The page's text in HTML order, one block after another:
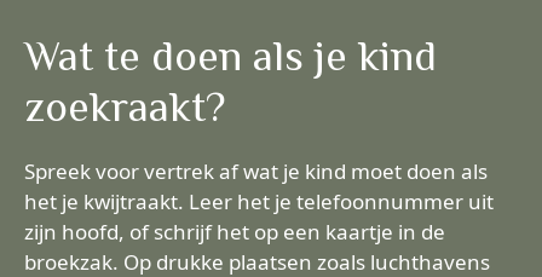
Wat te doen als je kind
zoekraakt?
Spreek voor vertrek af wat je kind moet doen als
het je kwijtraakt. Leer het je telefoonnummer uit
zijn hoofd, of schrijf het op een kaartje in de
broekzak. Op drukke plaatsen zoals luchthavens